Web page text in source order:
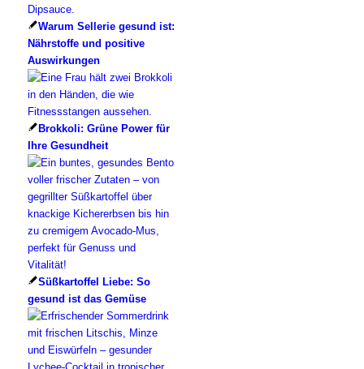
Warum Sellerie gesund ist:
Nährstoffe und positive
Auswirkungen
Brokkoli: Grüne Power für
Ihre Gesundheit
Süßkartoffel Liebe: So
gesund ist das Gemüse